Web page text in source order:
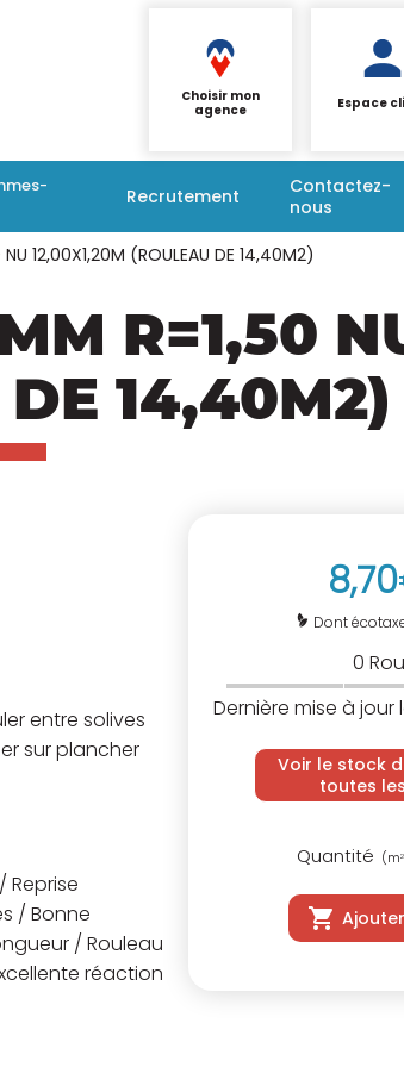
Choisir mon
agence
Espace
Recrutement
Contactez-
nous
NU 12,00X1,20M (ROULEAU DE 14,40M2)
R=1,50
14,40M2)
entre solives
sur plancher
/ Bonne
/ Rouleau
réaction
8,70
Dont
0
Dernière mise à
Voir le stock
toutes
Quantité (m2